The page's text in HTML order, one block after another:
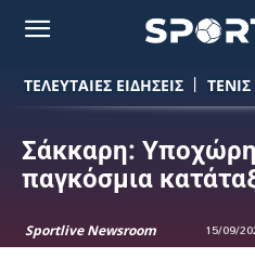
ΤΕΛΕΥΤΑΙΕΣ ΕΙΔΗΣΕΙΣ ΤΕΝΙΣ
Σάκκαρη:
παγκόσμια
Sportlive Newsroom 15/09/